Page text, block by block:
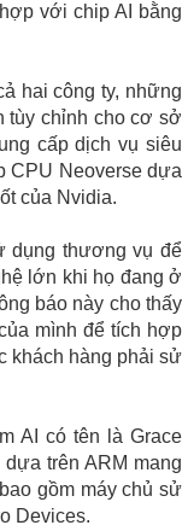
với chip AI bằng
hai công ty, những
tùy chỉnh cho cơ sở
cấp dịch vụ siêu
CPU Neoverse dựa
của Nvidia.
dụng thương vụ để
lớn khi họ đang ở
báo này cho thấy
mình để tích hợp
khách hàng phải sử
AI có tên là Grace
trên ARM mang
gồm máy chủ sử
Devices.